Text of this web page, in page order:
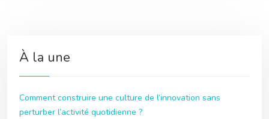
À la une
Comment construire une culture de l’innovation sans
perturber l’activité quotidienne ?